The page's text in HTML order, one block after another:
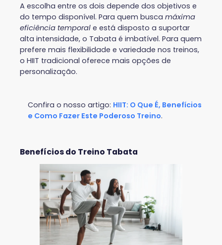
A escolha entre os dois depende dos objetivos e
do tempo disponível. Para quem busca máxima
eficiência temporal e está disposto a suportar
alta intensidade, o Tabata é imbatível. Para quem
prefere mais flexibilidade e variedade nos treinos,
o HIIT tradicional oferece mais opções de
personalização.
Confira o nosso artigo: HIIT: O Que É, Benefícios
e Como Fazer Este Poderoso Treino.
Benefícios do Treino Tabata